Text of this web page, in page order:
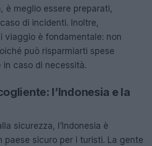
è meglio essere preparati,
di incidenti. Inoltre,
viaggio è fondamentale: non
può risparmiarti spese
caso di necessità.
l’Indonesia e la
sicurezza, l’Indonesia è
paese sicuro per i turisti. La gente